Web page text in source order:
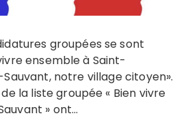
ensemble à Saint-
Sauvant, notre village citoyen».
la liste groupée « Bien vivre
» ont…